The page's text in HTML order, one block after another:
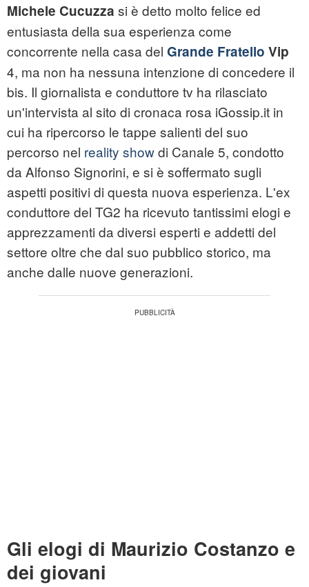
Michele Cucuzza si è detto molto felice ed
entusiasta della sua esperienza come
concorrente nella casa del Grande Fratello Vip
4, ma non ha nessuna intenzione di concedere il
bis. Il giornalista e conduttore tv ha rilasciato
un'intervista al sito di cronaca rosa iGossip.it in
cui ha ripercorso le tappe salienti del suo
percorso nel reality showdi Canale 5, condotto
da Alfonso Signorini, e si è soffermato sugli
aspetti positivi di questa nuova esperienza. L'ex
conduttore del TG2 ha ricevuto tantissimi elogi e
apprezzamenti da diversi esperti e addetti del
settore oltre che dal suo pubblico storico, ma
anche dalle nuove generazioni.
Gli elogi di Maurizio Costanzo e
dei giovani